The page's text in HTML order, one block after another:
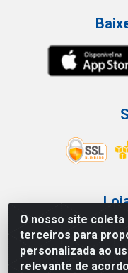
O nosso site
terceiros para
personalizada ao
relevante de
Av Vautier,